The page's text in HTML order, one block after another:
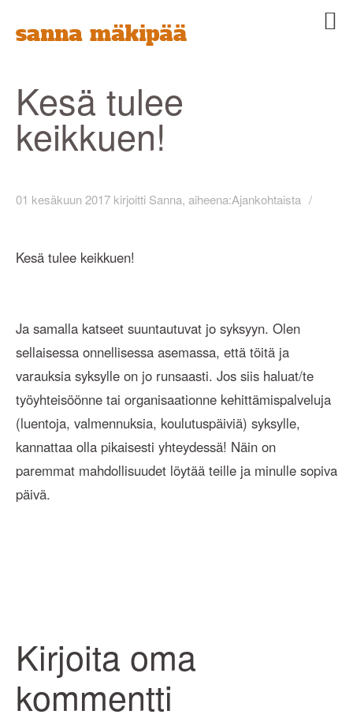
Sanna
Yritys
Ajankohtaista
Kesä tulee
keikkuen!
01 kesäkuun 2017 kirjoitti Sanna, aiheena:Ajankohtaista
Kesä tulee keikkuen!
Ja samalla katseet suuntautuvat jo syksyyn. Olen
sellaisessa onnellisessa asemassa, että töitä ja
varauksia syksylle on jo runsaasti. Jos siis haluat/te
työyhteisöönne tai organisaationne kehittämispalveluja
(luentoja, valmennuksia, koulutuspäiviä) syksylle,
kannattaa olla pikaisesti yhteydessä! Näin on
paremmat mahdollisuudet löytää teille ja minulle sopiva
päivä.
Kirjoita oma
kommentti